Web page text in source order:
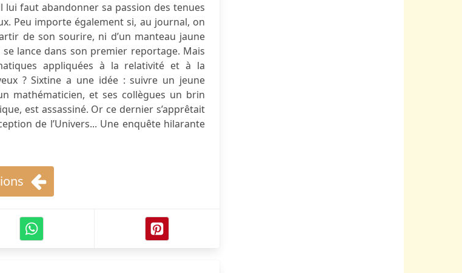
lui faut abandonner sa passion des tenues
Peu importe également si, au journal, on
de son sourire, ni d’un manteau jaune
lance dans son premier reportage. Mais
appliquées à la relativité et à la
? Sixtine a une idée : suivre un jeune
mathématicien, et ses collègues un brin
est assassiné. Or ce dernier s’apprêtait
de l’Univers... Une enquête hilarante